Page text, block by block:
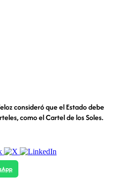
consideró que el Estado debe
como el Cartel de los Soles.